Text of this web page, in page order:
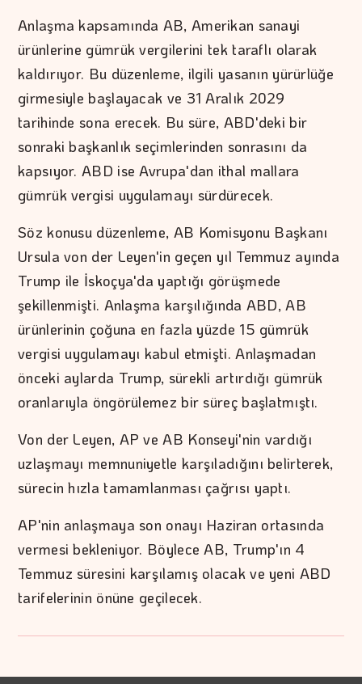
Anlaşma kapsamında AB, Amerikan sanayi
ürünlerine gümrük vergilerini tek taraflı olarak
kaldırıyor. Bu düzenleme, ilgili yasanın yürürlüğe
girmesiyle başlayacak ve 31 Aralık 2029
tarihinde sona erecek. Bu süre, ABD'deki bir
sonraki başkanlık seçimlerinden sonrasını da
kapsıyor. ABD ise Avrupa'dan ithal mallara
gümrük vergisi uygulamayı sürdürecek.
Söz konusu düzenleme, AB Komisyonu Başkanı
Ursula von der Leyen'in geçen yıl Temmuz ayında
Trump ile İskoçya'da yaptığı görüşmede
şekillenmişti. Anlaşma karşılığında ABD, AB
ürünlerinin çoğuna en fazla yüzde 15 gümrük
vergisi uygulamayı kabul etmişti. Anlaşmadan
önceki aylarda Trump, sürekli artırdığı gümrük
oranlarıyla öngörülemez bir süreç başlatmıştı.
Von der Leyen, AP ve AB Konseyi'nin vardığı
uzlaşmayı memnuniyetle karşıladığını belirterek,
sürecin hızla tamamlanması çağrısı yaptı.
AP'nin anlaşmaya son onayı Haziran ortasında
vermesi bekleniyor. Böylece AB, Trump'ın 4
Temmuz süresini karşılamış olacak ve yeni ABD
tarifelerinin önüne geçilecek.